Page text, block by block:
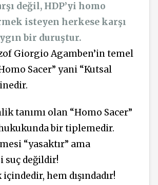
değil, HDP’yi homo
isteyen herkese karşı
bir duruştur.
Giorgio Agamben’in temel
Sacer” yani “Kutsal
tanımı olan “Homo Sacer”
bir tiplemedir.
“yasaktır” ama
suç değildir!
hem dışındadır!